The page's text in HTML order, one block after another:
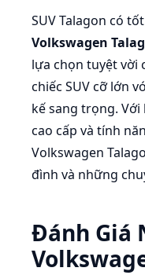
SUV Talagon có
Volkswagen
lựa chọn tuyệt vời
chiếc SUV cỡ lớn
kế sang trọng.
cao cấp và tính
Volkswagen
đình và những
Đánh Giá